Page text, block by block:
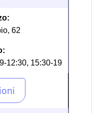
62
12:30, 15:30-19